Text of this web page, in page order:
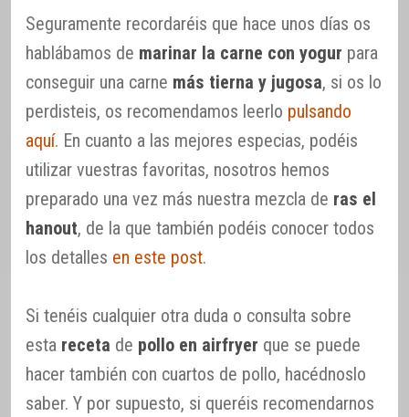
Seguramente recordaréis que hace unos días os
hablábamos de marinar la carne con yogur para
conseguir una carne más tierna y jugosa, si os lo
perdisteis, os recomendamos leerlo pulsando
aquí. En cuanto a las mejores especias, podéis
utilizar vuestras favoritas, nosotros hemos
preparado una vez más nuestra mezcla de ras el
hanout, de la que también podéis conocer todos
los detalles en este post.
Si tenéis cualquier otra duda o consulta sobre
esta receta de pollo en airfryer que se puede
hacer también con cuartos de pollo, hacédnoslo
saber. Y por supuesto, si queréis recomendarnos